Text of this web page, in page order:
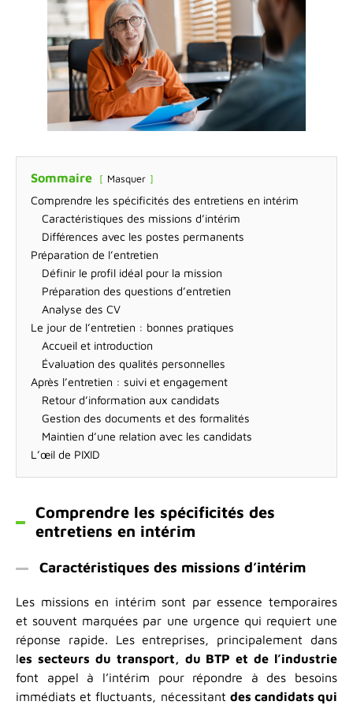
Sommaire Masquer
Comprendre les spécificités des entretiens en intérim
Caractéristiques des missions d’intérim
Différences avec les postes permanents
Préparation de l’entretien
Définir le profil idéal pour la mission
Préparation des questions d’entretien
Analyse des CV
Le jour de l’entretien : bonnes pratiques
Accueil et introduction
Évaluation des qualités personnelles
Après l’entretien : suivi et engagement
Retour d’information aux candidats
Gestion des documents et des formalités
Maintien d’une relation avec les candidats
L’œil de PIXID
Comprendre les spécificités des
entretiens en intérim
Caractéristiques des missions d’intérim
Les missions en intérim sont par essence temporaires
et souvent marquées par une urgence qui requiert une
réponse rapide. Les entreprises, principalement dans
les secteurs du transport, du BTP et de l’industrie
font appel à l’intérim pour répondre à des besoins
immédiats et fluctuants, nécessitant des candidats qui